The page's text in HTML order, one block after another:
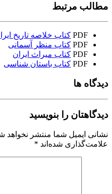
مطالب مرتبط
PDF کتاب خلاصه تاریخ
PDF کتاب منظر آسمانی
PDF کتاب میراث ایران
PDF کتاب باستان شناسی
دیدگاه ها
دیدگاهتان را بنویسید
نشانی ایمیل شما منتشر نخواهد
علامت‌گذاری شده‌اند *